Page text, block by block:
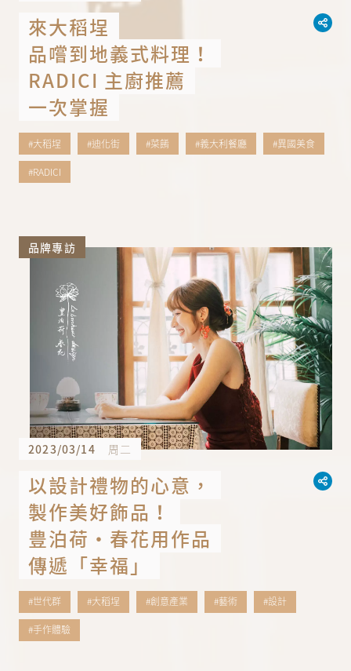
來大稻埕
品嚐到地義式料理！
RADICI 主廚推薦
一次掌握
#大稻埕 #迪化街 #菜餚 #義大利餐廳
#異國美食
#RADICI
品牌專訪
2023/03/14 周二
以設計禮物的心意，
製作美好飾品！
豊泊荷・春花用作品
傳遞「幸福」
#世代群 #大稻埕 #創意產業 #藝術
#設計
#手作體驗